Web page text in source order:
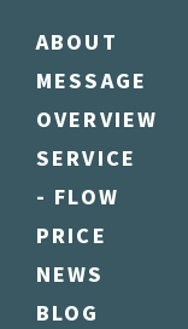
ABOUT
MESSAGE
OVERVIEW
SERVICE
- FLOW
PRICE
NEWS
BLOG